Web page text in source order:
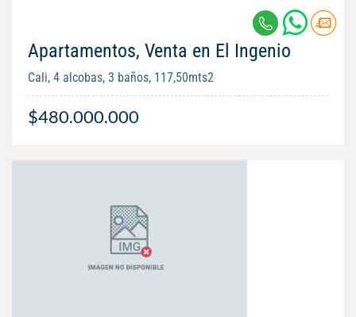
Apartamentos, Venta en El Ingenio
Cali, 4 alcobas, 3 baños, 117,50mts2
$480.000.000